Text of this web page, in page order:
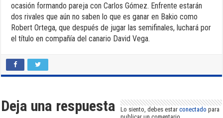
ocasión formando pareja con Carlos Gómez. Enfrente estarán
dos rivales que aún no saben lo que es ganar en Bakio como
Robert Ortega, que después de jugar las semifinales, luchará por
el título en compañía del canario David Vega.
Deja una respuesta Lo siento, debes estarconectado para